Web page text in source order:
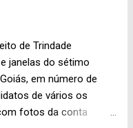
é denominado
13. Então, alguém aí
da “Capital da
daquela bela curva
se avista a cidade,
do Divino Pai
de Trindade
janelas do sétimo
em número de
de vários os
fotos da conta